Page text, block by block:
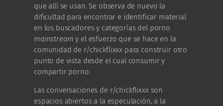
que allí se usan. Se observa de nuevo la
dificultad para encontrar e identificar material
en los buscadores y categorías del porno
mainstream y el esfuerzo que se hace en la
comunidad de r/chickflixxx para construir otro
punto de vista desde el cual consumir y
compartir porno.
Las conversaciones de r/chickflixxx son
espacios abiertos a la especulación, a la